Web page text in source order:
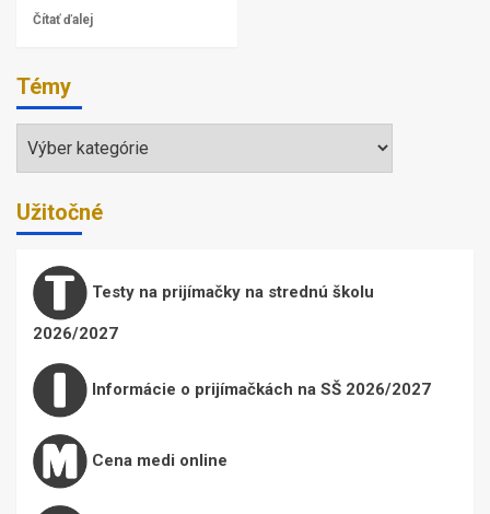
Čítať ďalej
Témy
Témy
Užitočné
Testy na prijímačky na strednú školu
2026/2027
Informácie o prijímačkách na SŠ 2026/2027
Cena medi online